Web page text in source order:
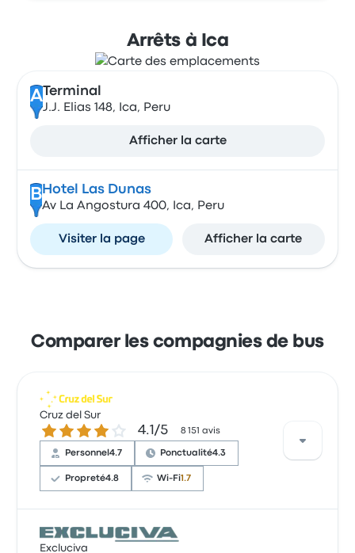
Arrêts à Ica
A Terminal
J.J. Elias 148, Ica, Peru
Afficher la carte
B Hotel Las Dunas
Av La Angostura 400, Ica, Peru
Visiter la page Afficher la carte
Comparer les compagnies de bus
Cruz del Sur
4.1 sur 5 étoiles 4.1/5 8 151 avis
Personnel4.7 Ponctualité4.3
Propreté4.8 Wi-Fi1.7
Les passagers se plaignent du manque de
Excluciva